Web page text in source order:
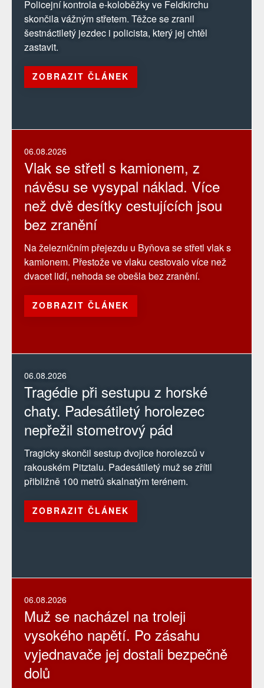
Policejní kontrola e-koloběžky ve Feldkirchu
skončila vážným střetem. Těžce se zranil
šestnáctiletý jezdec i policista, který jej chtěl
zastavit.
ZOBRAZIT ČLÁNEK
06.08.2026
Tragédie při sestupu z horské
chaty. Padesátiletý horolezec
nepřežil stometrový pád
Tragicky skončil sestup dvojice horolezců v
rakouském Pitztalu. Padesátiletý muž se zřítil
přibližně 100 metrů skalnatým terénem.
ZOBRAZIT ČLÁNEK
06.08.2026
Muž se nacházel na troleji
vysokého napětí. Po zásahu
vyjednavače jej dostali bezpečně
dolů
06.08.2026
Vlak se střetl s kamionem, z
návěsu se vysypal náklad. Více
než dvě desítky cestujících jsou
bez zranění
Na železničním přejezdu u Byňova se střetl vlak s
kamionem. Přestože ve vlaku cestovalo více než
dvacet lidí, nehoda se obešla bez zranění.
ZOBRAZIT ČLÁNEK